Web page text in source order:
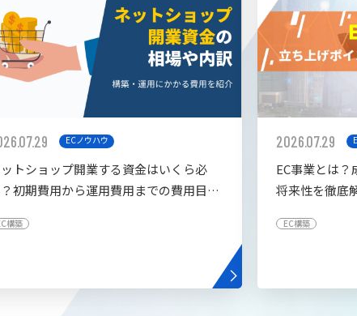
ECノウハウ
トショップ開業する資金はいくら必
初期費用から運用費用までの費用目安
構築
2026.07.29
EC事業とは？
将来性を徹底
EC構築